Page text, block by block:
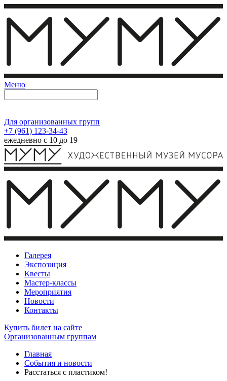
Меню
Для организованных групп
+7 (961) 123-34-43
ежедневно с 10 до 19
Галерея
Экспозиция
Квесты
Мастер-классы
Мероприятия
Новости
Контакты
Купить билет на сайте
Организованным группам
Главная
События и новости
Расстаться с пластиком!